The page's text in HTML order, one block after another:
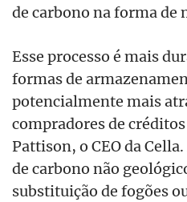
de carbono na forma de
Esse processo é mais
formas de
potencialmente mais
compradores de
Pattison, o CEO da
de carbono não
substituição de fogões